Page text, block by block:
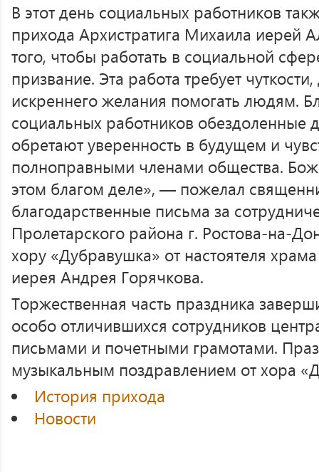
В этот день социальных работников
прихода Архистратига Михаила иерей
того, чтобы работать в социальной
призвание. Эта работа требует
искреннего желания помогать людям.
социальных работников обездоленные
обретают уверенность в будущем и
полноправными членами общества.
этом благом деле», — пожелал
благодарственные письма за
Пролетарского района г. Ростова-на-
хору «Дубравушка» от настоятеля
иерея Андрея Горячкова.
Торжественная часть праздника
особо отличившихся сотрудников
письмами и почетными грамотами.
музыкальным поздравлением от хора
История прихода
Новости